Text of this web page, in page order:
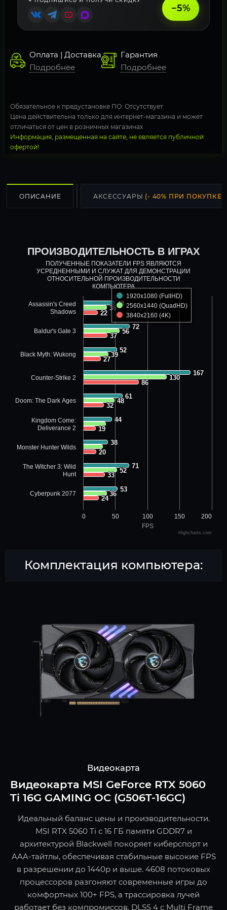
−5%
Оплата | Доставка
Подробнее
Гарантия
Подробнее
Обязательное к предустановке ПО: Отсутствует
Цена действительна только для интернет-магазина и может
отличаться от цен в розничных магазинах
Информация, размещенная на сайте, не является публичной
офертой!
ОПИСАНИЕ АКСЕССУАРЫ (- 40% ПРИ ПОКУПКЕ
FPS
ПРОИЗВОДИТЕЛЬНОСТЬ В ИГРАХ
ПОЛУЧЕННЫЕ ПОКАЗАТЕЛИ FPS ЯВЛЯЮТСЯ
УСРЕДНЕННЫМИ И СЛУЖАТ ДЛЯ ДЕМОНСТРАЦИИ
ОТНОСИТЕЛЬНОЙ ПРОИЗВОДИТЕЛЬНОСТИ
КОМПЬЮТЕРА
48
48
72
72
52
52
167
167
61
61
44
44
38
38
71
71
53
53
36
36
56
56
39
39
130
130
48
48
52
52
36
36
22
22
37
37
27
27
86
86
32
32
19
19
20
20
33
33
24
24
1920x1080 (FullHD)
2560x1440 (QuadHD)
3840x2160 (4K)
0 50 100 150 200
Assassin's Creed
Shadows
Baldur's Gate 3
Black Myth: Wukong
Counter-Strike 2
Doom: The Dark Ages
Kingdom Come:
Deliverance 2
Monster Hunter Wilds
The Witcher 3: Wild
Hunt
Cyberpunk 2077
Highcharts.com
Комплектация компьютера:
Видеокарта
Видеокарта MSI GeForce RTX 5060
Ti 16G GAMING OC (G506T-16GC)
Идеальный баланс цены и производительности.
MSI RTX 5060 Ti с 16 ГБ памяти GDDR7 и
архитектурой Blackwell покоряет киберспорт и
AAA-тайтлы, обеспечивая стабильные высокие FPS
в разрешении до 1440p и выше. 4608 потоковых
процессоров разгоняют современные игры до
комфортных 100+ FPS, а трассировка лучей
работает без компромиссов. DLSS 4 с Multi Frame